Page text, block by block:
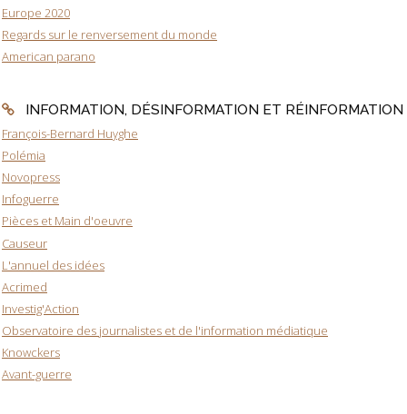
Europe 2020
Regards sur le renversement du monde
American parano
INFORMATION, DÉSINFORMATION ET RÉINFORMATION
François-Bernard Huyghe
Polémia
Novopress
Infoguerre
Pièces et Main d'oeuvre
Causeur
L'annuel des idées
Acrimed
Investig'Action
Observatoire des journalistes et de l'information médiatique
Knowckers
Avant-guerre